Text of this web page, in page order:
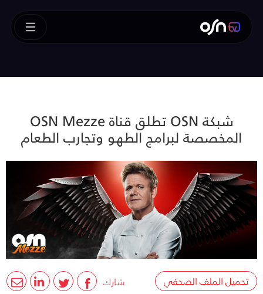
شبكة OSN تطلق قناة OSN Mezze
المخصصة لبرامج الطهو وتجارب الطعام
شارك
تحميل الملف الصحفي